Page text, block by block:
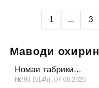
1 ... 3
Маводи охирин
Номаи табрикӣ...
№:93 (5145), 07.08.2026